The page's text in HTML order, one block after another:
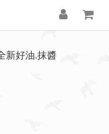
新好油.抹醬